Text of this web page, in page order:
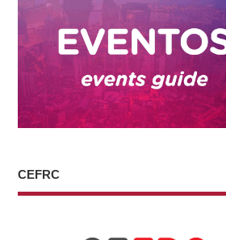
CEFRC